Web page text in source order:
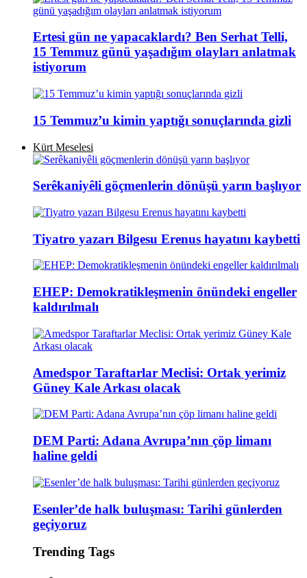
Ertesi gün ne yapacaklardı? Ben Serhat Telli,
15 Temmuz günü yaşadığım olayları anlatmak
istiyorum
15 Temmuz’u kimin yaptığı sonuçlarında gizli
Kürt Meselesi
Serêkaniyêli göçmenlerin dönüşü yarın başlıyor
Tiyatro yazarı Bilgesu Erenus hayatını kaybetti
EHEP: Demokratikleşmenin önündeki engeller
kaldırılmalı
Amedspor Taraftarlar Meclisi: Ortak yerimiz
Güney Kale Arkası olacak
DEM Parti: Adana Avrupa’nın çöp limanı
haline geldi
Esenler’de halk buluşması: Tarihi günlerden
geçiyoruz
Trending Tags